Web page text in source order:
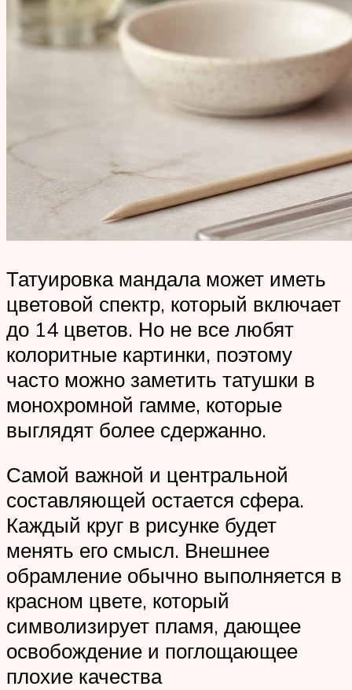
Татуировка мандала может иметь
цветовой спектр, который включает
до 14 цветов. Но не все любят
колоритные картинки, поэтому
часто можно заметить татушки в
монохромной гамме, которые
выглядят более сдержанно.
Самой важной и центральной
составляющей остается сфера.
Каждый круг в рисунке будет
менять его смысл. Внешнее
обрамление обычно выполняется в
красном цвете, который
символизирует пламя, дающее
освобождение и поглощающее
плохие качества